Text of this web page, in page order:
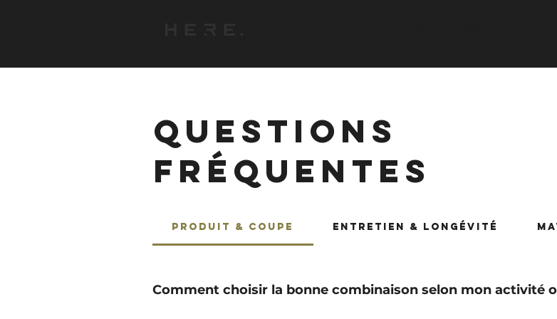
Produit & Coupe Entretien & Longévité
Comment choisir la bonne combinaison selon mon activité
QUESTIONS
FRÉQUENTES